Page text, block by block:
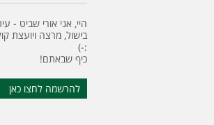
היי, אני אורי שביט -
בישול, מרצה ויועצת
:-)
כיף שבאתם!
להרשמה לחצו כאן